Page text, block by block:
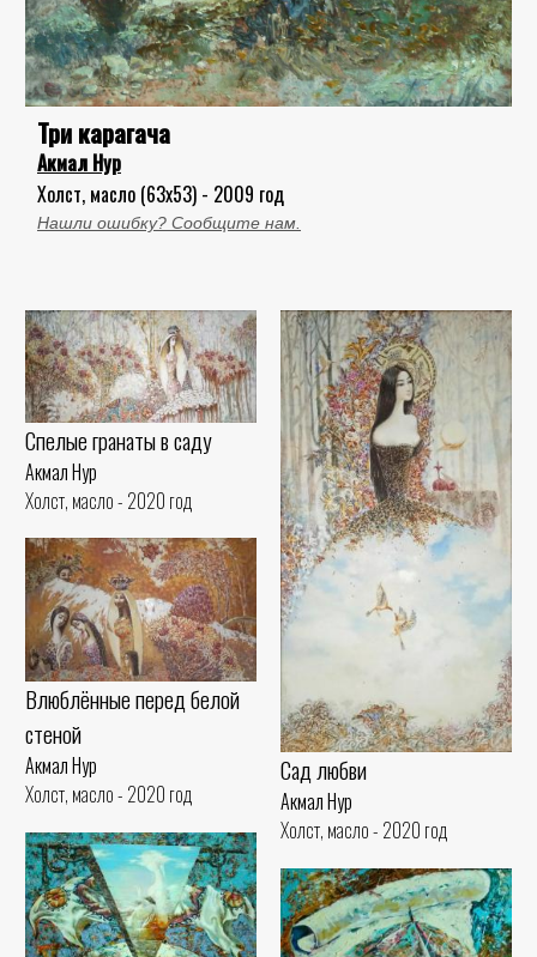
Три карагача
Акмал Нур
Холст, масло (63x53) - 2009 год
Нашли ошибку? Сообщите нам.
Спелые гранаты в саду
Акмал Нур
Холст, масло - 2020 год
Сад любви
Акмал Нур
Холст, масло - 2020 год
Влюблённые перед белой
стеной
Акмал Нур
Холст, масло - 2020 год